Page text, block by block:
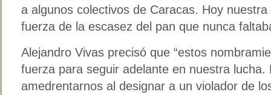
a algunos colectivos de Caracas. Hoy
fuerza de la escasez del pan que nunca
Alejandro Vivas precisó que “estos
fuerza para seguir adelante en nuestra lucha.
amedrentarnos al designar a un violador de